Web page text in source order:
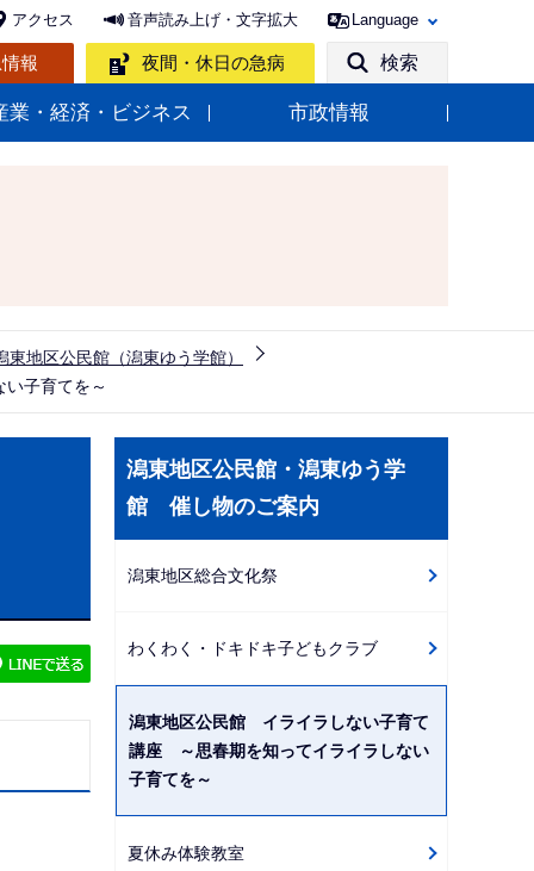
アクセス 音声読み上げ・文字拡大 Language
報 夜間・休日の急病 検索
業・経済・ビジネス 市政情報
東地区公民館（潟東ゆう学館）
子育てを～
サ
ブ
ナ
ゲ
シ
ョ
ン
こ
こ
か
ら
潟東地区公民館・潟東ゆう学
館 催し物のご案内
潟東地区総合文化祭
わくわく・ドキドキ子どもクラブ
潟東地区公民館 イライラしない子育て
講座 ～思春期を知ってイライラしない
子育てを～
夏休み体験教室